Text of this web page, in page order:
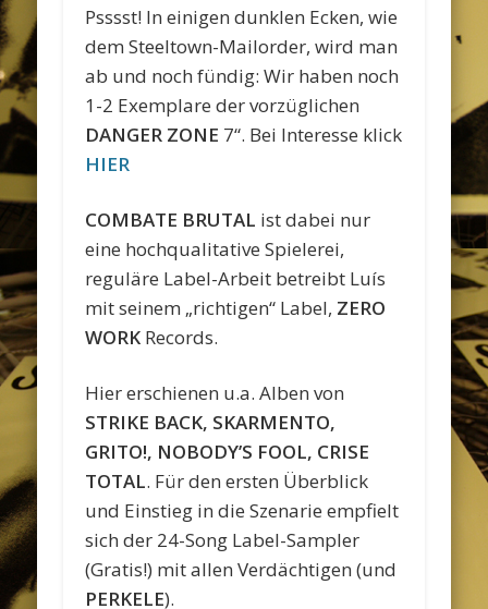
Psssst! In einigen dunklen Ecken, wie
dem Steeltown-Mailorder, wird man
ab und noch fündig: Wir haben noch
1-2 Exemplare der vorzüglichen
DANGER ZONE 7“. Bei Interesse klick
HIER
COMBATE BRUTAL ist dabei nur
eine hochqualitative Spielerei,
reguläre Label-Arbeit betreibt Luís
mit seinem „richtigen“ Label, ZERO
WORK Records.
Hier erschienen u.a. Alben von
STRIKE BACK, SKARMENTO,
GRITO!, NOBODY’S FOOL, CRISE
TOTAL. Für den ersten Überblick
und Einstieg in die Szenarie empfielt
sich der 24-Song Label-Sampler
(Gratis!) mit allen Verdächtigen (und
PERKELE).